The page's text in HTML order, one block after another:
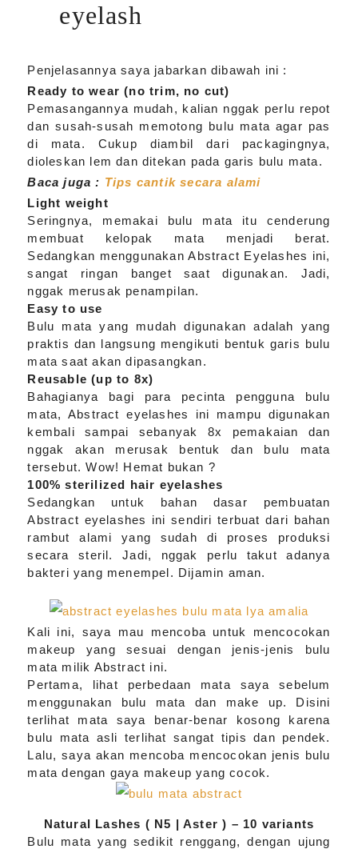
eyelash
Penjelasannya saya jabarkan dibawah ini :
Ready to wear (no trim, no cut)
Pemasangannya mudah, kalian nggak perlu repot
dan susah-susah memotong bulu mata agar pas
di mata. Cukup diambil dari packagingnya,
dioleskan lem dan ditekan pada garis bulu mata.
Baca juga : Tips cantik secara alami
Light weight
Seringnya, memakai bulu mata itu cenderung
membuat kelopak mata menjadi berat.
Sedangkan menggunakan Abstract Eyelashes ini,
sangat ringan banget saat digunakan. Jadi,
nggak merusak penampilan.
Easy to use
Bulu mata yang mudah digunakan adalah yang
praktis dan langsung mengikuti bentuk garis bulu
mata saat akan dipasangkan.
Reusable (up to 8x)
Bahagianya bagi para pecinta pengguna bulu
mata, Abstract eyelashes ini mampu digunakan
kembali sampai sebanyak 8x pemakaian dan
nggak akan merusak bentuk dan bulu mata
tersebut. Wow! Hemat bukan ?
100% sterilized hair eyelashes
Sedangkan untuk bahan dasar pembuatan
Abstract eyelashes ini sendiri terbuat dari bahan
rambut alami yang sudah di proses produksi
secara steril. Jadi, nggak perlu takut adanya
bakteri yang menempel. Dijamin aman.
Kali ini, saya mau mencoba untuk mencocokan
makeup yang sesuai dengan jenis-jenis bulu
mata milik Abstract ini.
Pertama, lihat perbedaan mata saya sebelum
menggunakan bulu mata dan make up. Disini
terlihat mata saya benar-benar kosong karena
bulu mata asli terlihat sangat tipis dan pendek.
Lalu, saya akan mencoba mencocokan jenis bulu
mata dengan gaya makeup yang cocok.
Natural Lashes ( N5 | Aster ) – 10 variants
Bulu mata yang sedikit renggang, dengan ujung